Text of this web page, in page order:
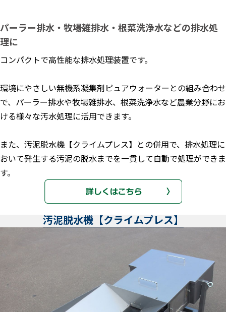
パーラー排水・牧場雑排水・根菜洗浄水などの排水処
理に
コンパクトで高性能な排水処理装置です。
環境にやさしい無機系凝集剤ピュアウォーターとの組み合わせ
で、パーラー排水や牧場雑排水、根菜洗浄水など農業分野にお
ける様々な汚水処理に活用できます。
また、汚泥脱水機【クライムプレス】との併用で、排水処理に
おいて発生する汚泥の脱水までを一貫して自動で処理ができま
す。
汚泥脱水機【クライムプレス】